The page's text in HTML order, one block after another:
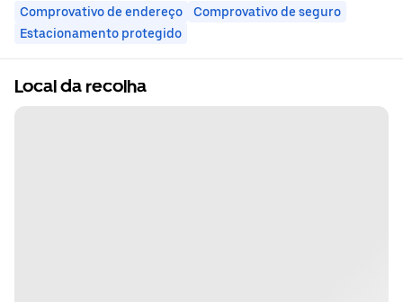
Comprovativo de endereço
Comprovativo de seguro
Estacionamento protegido
Local da recolha